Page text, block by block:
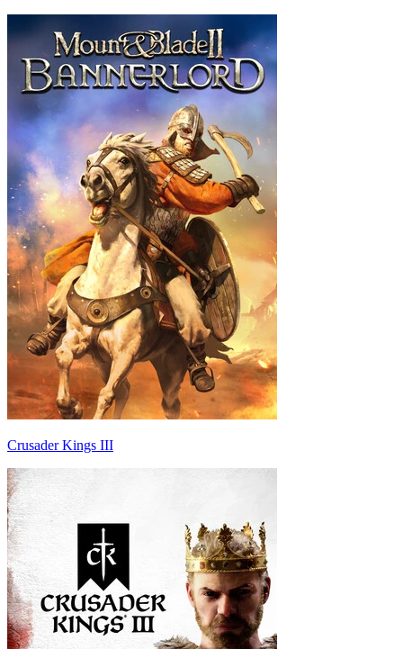
Crusader Kings III